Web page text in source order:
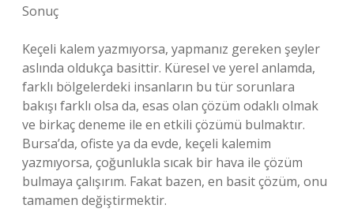
Sonuç
Keçeli kalem yazmıyorsa, yapmanız gereken şeyler
aslında oldukça basittir. Küresel ve yerel anlamda,
farklı bölgelerdeki insanların bu tür sorunlara
bakışı farklı olsa da, esas olan çözüm odaklı olmak
ve birkaç deneme ile en etkili çözümü bulmaktır.
Bursa’da, ofiste ya da evde, keçeli kalemim
yazmıyorsa, çoğunlukla sıcak bir hava ile çözüm
bulmaya çalışırım. Fakat bazen, en basit çözüm, onu
tamamen değiştirmektir.